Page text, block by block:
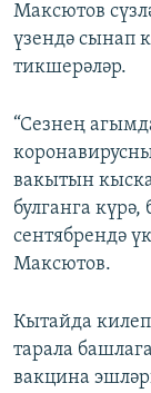
Максютов
үзендә сынап
тикшерәләр.
“Сезнең
вакытын
булганга
сентябрендә
Максютов.
Кытайда
тарала
вакцина